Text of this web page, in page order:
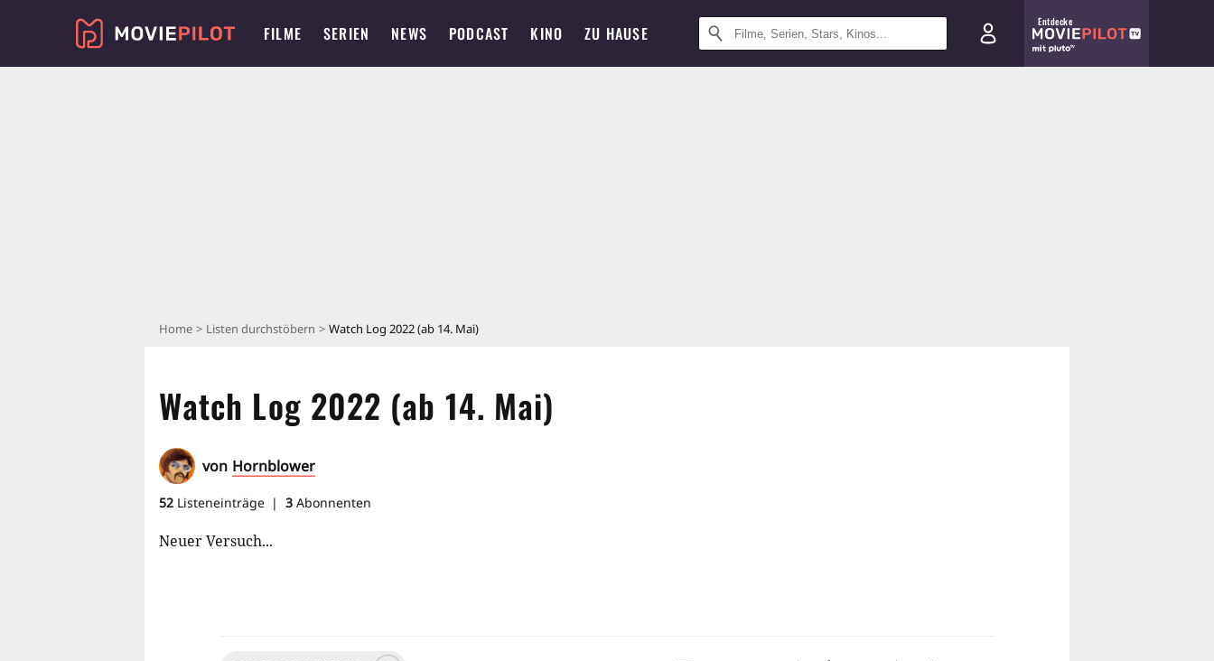
FILME SERIEN NEWS PODCAST KINO ZU HAUSE
Entdecke
Home Listen durchstöbern Watch Log 2022 (ab 14. Mai)
Watch Log 2022 (ab 14. Mai)
von Hornblower
52 Listeneinträge 3 Abonnenten
Neuer Versuch...